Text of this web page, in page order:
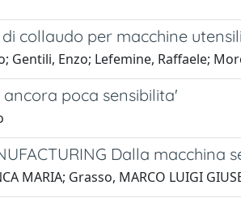
collaudo per macchine
Gentili, Enzo; Lefemine, Raffaele;
poca sensibilita'
Dalla
MARIA; Grasso, MARCO LUIGI